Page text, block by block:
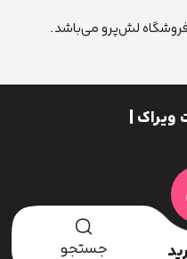
لش‌پرو می‌باشد.
ویراک |
جستجو